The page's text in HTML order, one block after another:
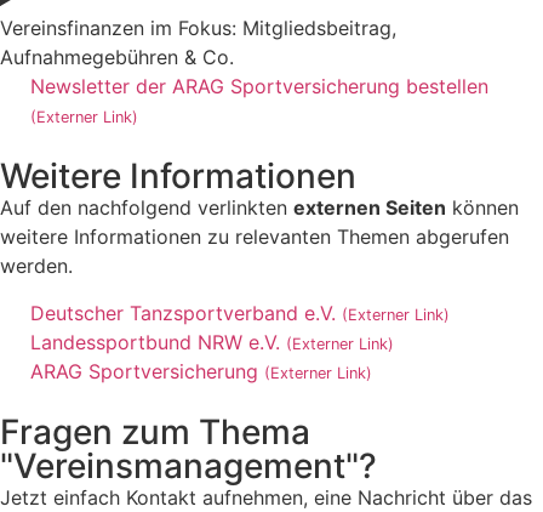
Vereinsfinanzen im Fokus: Mitgliedsbeitrag,
Aufnahmegebühren & Co.
Newsletter der ARAG Sportversicherung bestellen
(Externer Link)
Weitere Informationen
Auf den nachfolgend verlinkten externen Seiten können
weitere Informationen zu relevanten Themen abgerufen
werden.
Deutscher Tanzsportverband e.V. (Externer Link)
Landessportbund NRW e.V. (Externer Link)
ARAG Sportversicherung (Externer Link)
Fragen zum Thema
"Vereinsmanagement"?
Jetzt einfach Kontakt aufnehmen, eine Nachricht über das